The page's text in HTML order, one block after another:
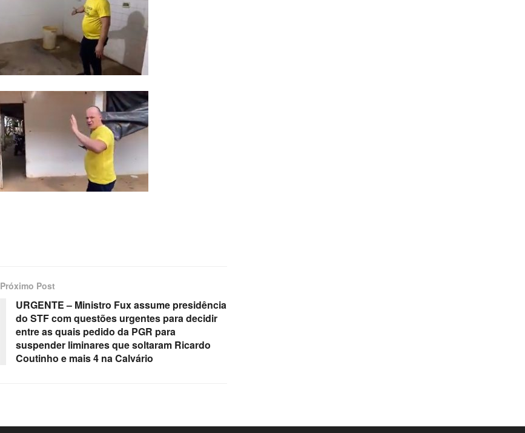
Próximo Post
URGENTE – Ministro Fux assume presidência
do STF com questões urgentes para decidir
entre as quais pedido da PGR para
suspender liminares que soltaram Ricardo
Coutinho e mais 4 na Calvário